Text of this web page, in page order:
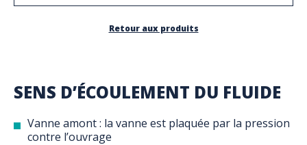
Retour aux produits
SENS D’ÉCOULEMENT DU FLUIDE
Vanne amont : la vanne est plaquée par la pression
contre l’ouvrage